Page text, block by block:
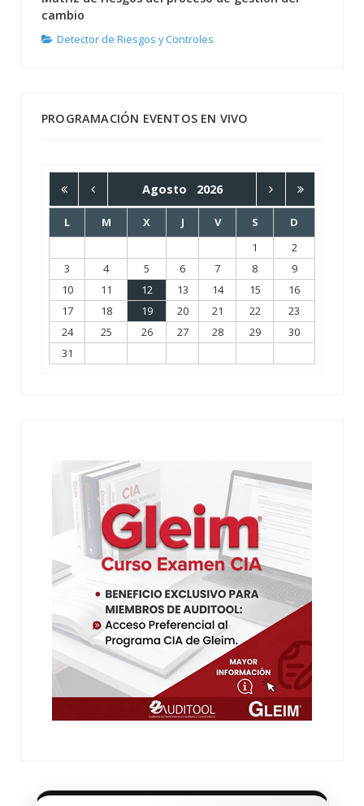
cambio
Detector de Riesgos y Controles
PROGRAMACIÓN EVENTOS EN VIVO
Agosto 2026
L M X J V S
D
1
2
3
4 5 6 7 8
9
10
11 12 13 14 15
16
17
18 19 20 21 22
23
24
25 26 27 28 29
30
31